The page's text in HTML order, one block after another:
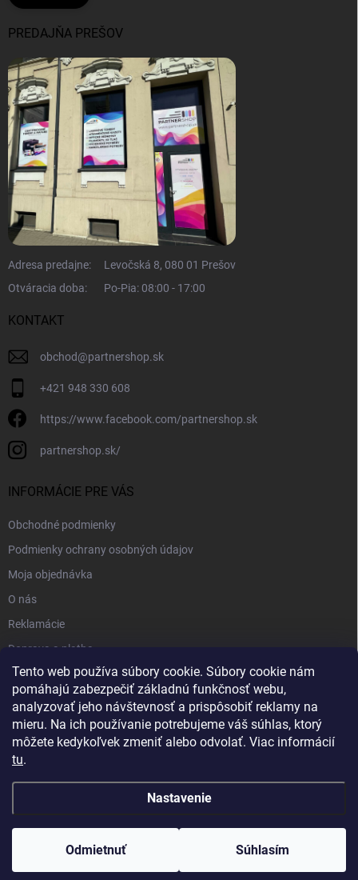
Tento web používa súbory cookie. Súbory cookie nám
pomáhajú zabezpečiť základnú funkčnosť webu,
analyzovať jeho návštevnosť a prispôsobiť reklamy na
mieru. Na ich používanie potrebujeme váš súhlas, ktorý
môžete kedykoľvek zmeniť alebo odvolať. Viac informácií
tu.
Nastavenie
Odmietnuť Súhlasím
PREDAJŇA PREŠOV
Adresa predajne:
Levočská 8, 080 01 Prešov
Otváracia doba:
Po-Pia: 08:00 - 17:00
KONTAKT
obchod@partnershop.sk
+421 948 330 608
https://www.facebook.com/partnershop.sk
partnershop.sk/
INFORMÁCIE PRE VÁS
Obchodné podmienky
Podmienky ochrany osobných údajov
Moja objednávka
O nás
Reklamácie
Doprava a platba
Kontakt
Blog
Vytvoril Shoptet
Copyright 2026PartnerShop.sk. Všetky práva vyhradené.Upraviť